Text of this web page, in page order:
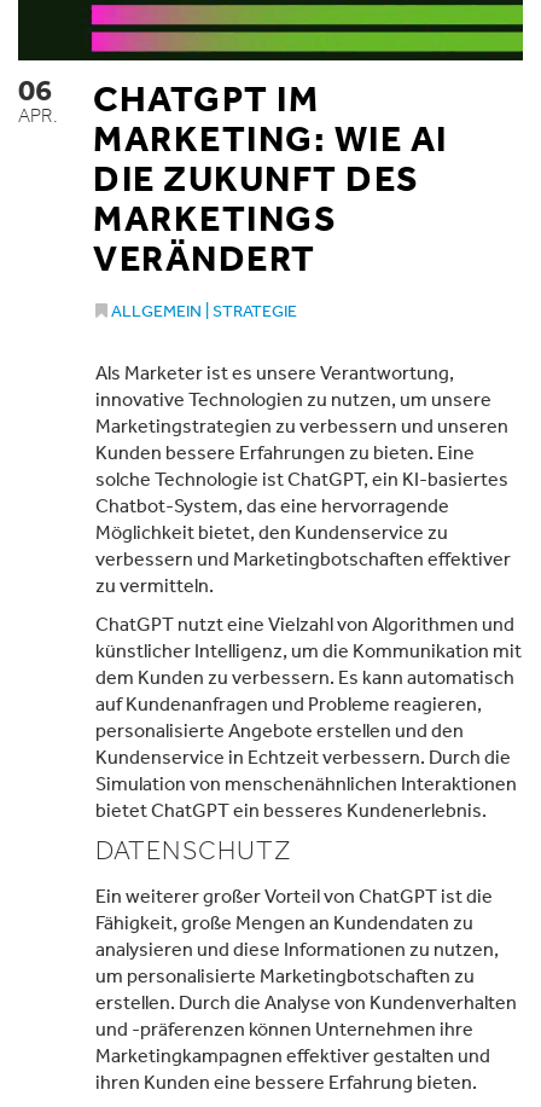
06
APR.
CHATGPT IM
MARKETING: WIE AI
DIE ZUKUNFT DES
MARKETINGS
VERÄNDERT
ALLGEMEIN STRATEGIE
Als Marketer ist es unsere Verantwortung,
innovative Technologien zu nutzen, um unsere
Marketingstrategien zu verbessern und unseren
Kunden bessere Erfahrungen zu bieten. Eine
solche Technologie ist ChatGPT, ein KI-basiertes
Chatbot-System, das eine hervorragende
Möglichkeit bietet, den Kundenservice zu
verbessern und Marketingbotschaften effektiver
zu vermitteln.
ChatGPT nutzt eine Vielzahl von Algorithmen und
künstlicher Intelligenz, um die Kommunikation mit
dem Kunden zu verbessern. Es kann automatisch
auf Kundenanfragen und Probleme reagieren,
personalisierte Angebote erstellen und den
Kundenservice in Echtzeit verbessern. Durch die
Simulation von menschenähnlichen Interaktionen
bietet ChatGPT ein besseres Kundenerlebnis.
DATENSCHUTZ
Ein weiterer großer Vorteil von ChatGPT ist die
Fähigkeit, große Mengen an Kundendaten zu
analysieren und diese Informationen zu nutzen,
um personalisierte Marketingbotschaften zu
erstellen. Durch die Analyse von Kundenverhalten
und -präferenzen können Unternehmen ihre
Marketingkampagnen effektiver gestalten und
ihren Kunden eine bessere Erfahrung bieten.